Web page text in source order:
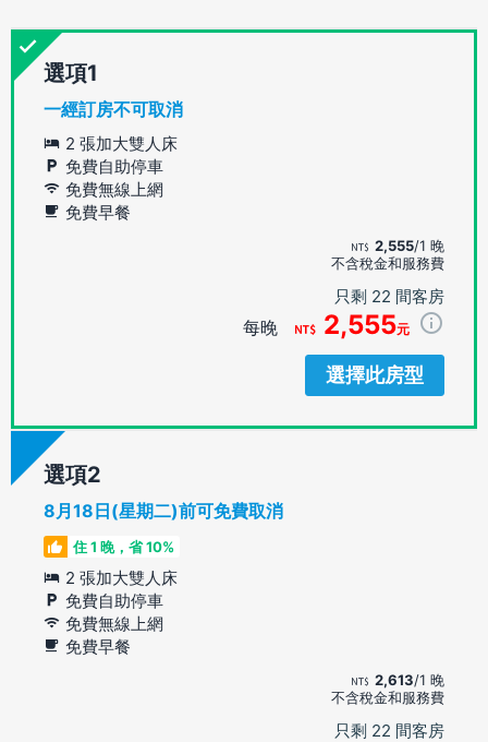
選項
一經訂房不可取消
2 張加大雙人床
免費自助停車
免費無線上網
免費早餐
2,555/1 晚
不含稅金和服務費
只剩 22 間客房
每晚 2,555元
選擇此房型
選項
8月18日(星期二)前可免費取消
住 1 晚，省 10%
2 張加大雙人床
免費自助停車
免費無線上網
免費早餐
2,613/1 晚
不含稅金和服務費
只剩 22 間客房